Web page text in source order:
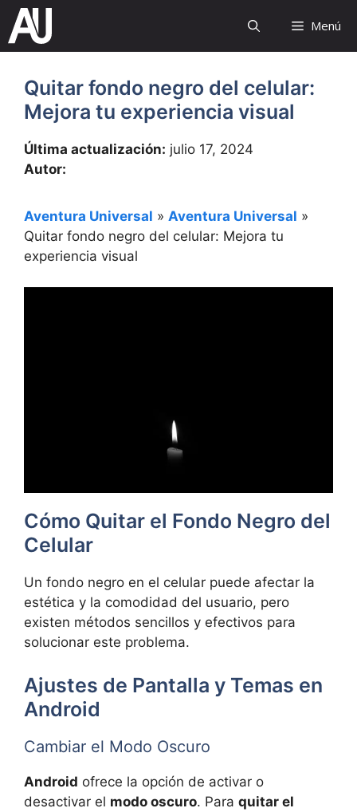
Saltar
contenido
Menú
Quitar fondo negro del celular:
Mejora tu experiencia visual
Última actualización: julio 17, 2024
Autor:
Aventura Universal » Aventura Universal »
Quitar fondo negro del celular: Mejora tu
experiencia visual
Cómo Quitar el Fondo Negro del
Celular
Un fondo negro en el celular puede afectar la
estética y la comodidad del usuario, pero
existen métodos sencillos y efectivos para
solucionar este problema.
Ajustes de Pantalla y Temas en
Android
Cambiar el Modo Oscuro
Android ofrece la opción de activar o
desactivar el modo oscuro. Para quitar el